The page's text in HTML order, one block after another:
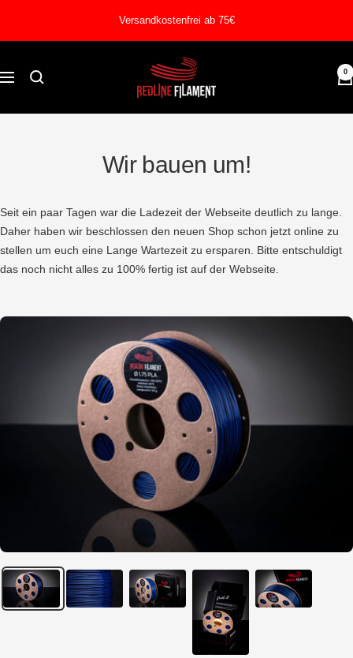
Versandkostenfrei ab 75€
Navigation
REDLINE
FILAMENT
0
Wir bauen um!
Seit ein paar Tagen war die Ladezeit der Webseite deutlich zu lange.
Daher haben wir beschlossen den neuen Shop schon jetzt online zu
stellen um euch eine Lange Wartezeit zu ersparen. Bitte entschuldigt
das noch nicht alles zu 100% fertig ist auf der Webseite.